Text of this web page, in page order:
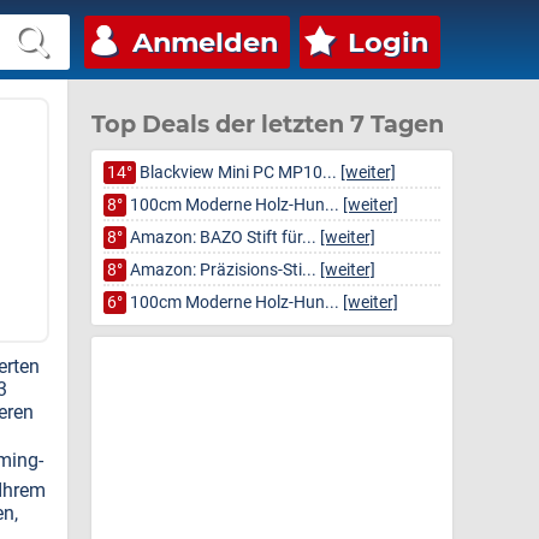
Anmelden Login
Top Deals der letzten 7 Tagen
14° Blackview Mini PC MP10... [weiter]
8° 100cm Moderne Holz-Hun... [weiter]
8° Amazon: BAZO Stift für... [weiter]
8° Amazon: Präzisions-Sti... [weiter]
6° 100cm Moderne Holz-Hun... [weiter]